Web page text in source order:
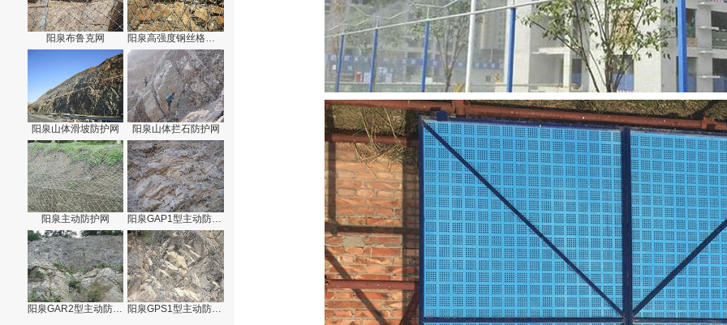
阳泉布鲁克网 阳泉高强度钢丝格栅网
阳泉山体滑坡防护网 阳泉山体拦石防护网
阳泉主动防护网
阳泉GAR2型主动防护网 阳泉GPS1型主动防护网